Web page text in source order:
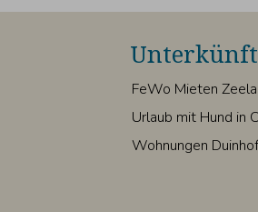
FeWo Mieten
Urlaub mit Hund in
Wohnungen